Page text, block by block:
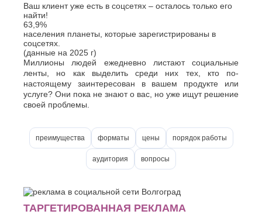
Армавир
Архангельск
Астрахань
Б
Балашиха
Батайск
Бахчисарай
Березники
Благовещенск
Брянск
Великий
Новгород
Владикавказ
Тагил
Новокуйбышевск
Новомосковск
Новороссийск
Новочебоксарск
Новочеркасск
Новошахтинск
Новый
Уренгой
Ноябрьск
О
Обнинск
Орел
Орехово-
Ваш клиент уже есть в соцсетях – осталось только его
найти!
63,9%
населения планеты, которые зарегистрированы в
соцсетях.
(данные на 2025 г)
Миллионы людей ежедневно листают социальные
ленты, но как выделить среди них тех, кто по-
настоящему заинтересован в вашем продукте или
услуге? Они пока не знают о вас, но уже ищут решение
своей проблемы.
преимущества форматы цены порядок работы
аудитория вопросы
ТАРГЕТИРОВАННАЯ РЕКЛАМА